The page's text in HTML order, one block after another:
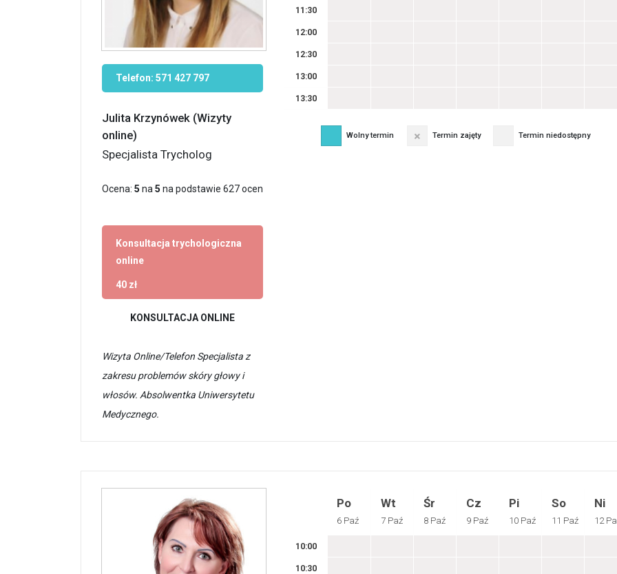
Telefon: 571 427 797
Julita Krzynówek (Wizyty
online)
Specjalista Trycholog
Ocena: 5 na 5 na podstawie 627ocen
Konsultacja trychologiczna
online
40 zł
KONSULTACJA ONLINE
Wizyta Online/Telefon Specjalista z
zakresu problemów skóry głowy i
włosów. Absolwentka Uniwersytetu
Medycznego.
11:30
12:00
12:30
13:00
13:30
Wolny termin Termin zajęty Termin niedostępny
Po
6 Paź
Wt
7 Paź
Śr
8 Paź
Cz
9 Paź
Pi
10 Paź
So
11 Paź
Ni
12
10:00
10:30